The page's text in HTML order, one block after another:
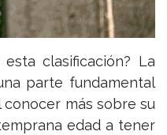
clasificación? La
parte fundamental
más sobre su
edad a tener